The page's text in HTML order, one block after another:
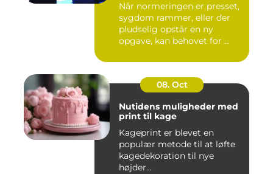
Når normeringen er presset,
sygdom rammer, eller der
pludselig opstår en ny
opgave, kan behovet for ...
08. Oct
Nutidens muligheder med
print til kage
Kageprint er blevet en
populær metode til at løfte
kagedekoration til nye
højder...